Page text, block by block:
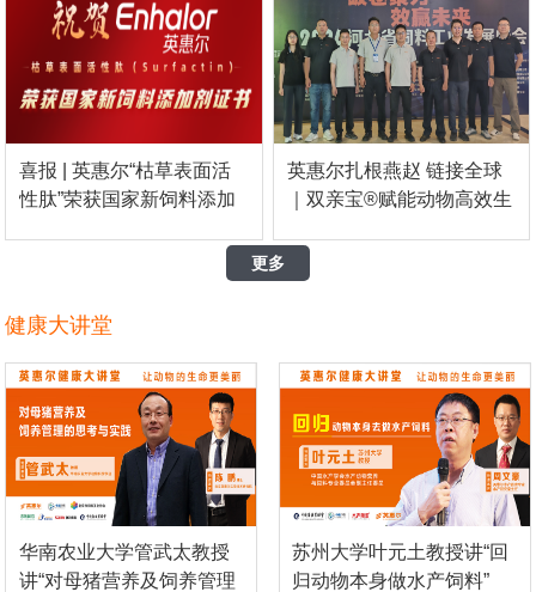
Meeting
Ruminant Feed
Conference
喜报 | 英惠尔“枯草表面活
性肽”荣获国家新饲料添加
Approved as a New Feed
英惠尔扎根燕赵 链接全球
｜双亲宝®赋能动物高效生
Nutrition with
Biotechnology and
更多
健康大讲堂
华南农业大学管武太教授
讲“对母猪营养及饲养管理
苏州大学叶元土教授讲“回
归动物本身做水产饲料”